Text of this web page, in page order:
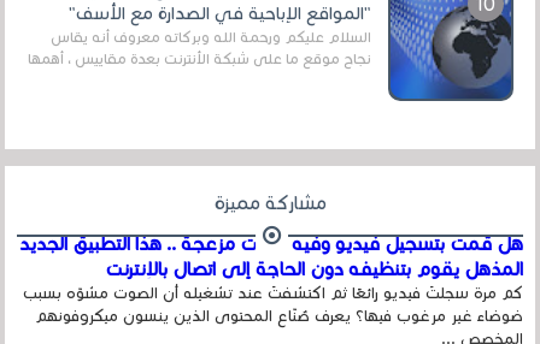
"المواقع الإباحية في الصدارة مع الأسف"
السلام عليكم ورحمة الله وبركاته معروف أنه يقاس
نجاح موقع ما على شبكة الأنترنت بعدة مقاييس ، أهمها
مشاركة مميزة
هل قمت بتسجيل فيديو وفيه أصوت مزعجة .. هذا التطبيق الجديد
المذهل يقوم بتنظيفه دون الحاجة إلى اتصال بالإنترنت
كم مرة سجلتَ فيديو رائعًا ثم اكتشفتَ عند تشغيله أن الصوت مشوّه بسبب
ضوضاء غير مرغوب فيها؟ يعرف صُنّاع المحتوى الذين ينسون ميكروفونهم
المخصص ...